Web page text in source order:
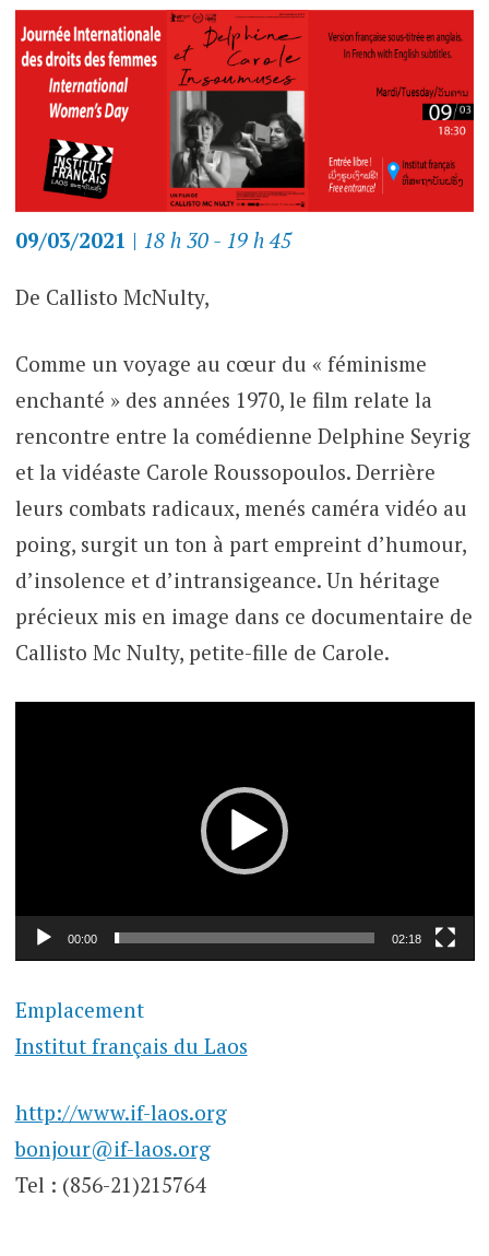
09/03/2021 | 18 h 30 - 19 h 45
De Callisto McNulty,
Comme un voyage au cœur du « féminisme
enchanté » des années 1970, le film relate la
rencontre entre la comédienne Delphine Seyrig
et la vidéaste Carole Roussopoulos. Derrière
leurs combats radicaux, menés caméra vidéo au
poing, surgit un ton à part empreint d’humour,
d’insolence et d’intransigeance. Un héritage
précieux mis en image dans ce documentaire de
Callisto Mc Nulty, petite-fille de Carole.
00:00 02:18
Emplacement
Institut français du Laos
http://www.if-laos.org
bonjour@if-laos.org
Tel : (856-21)215764